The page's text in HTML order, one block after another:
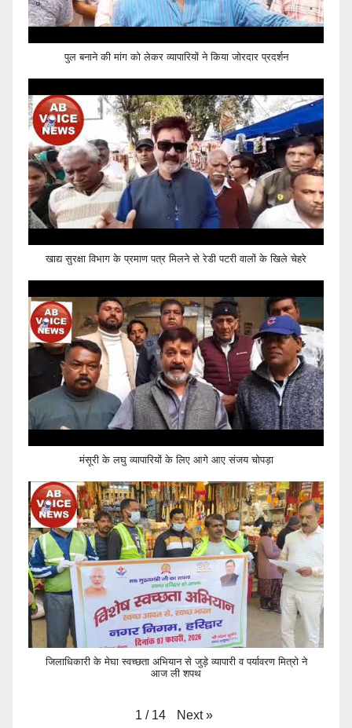
पुल बनाने की मांग को लेकर व्यापारियों ने किया जोरदार प्रदर्शन
खाद्य सुरक्षा विभाग के प्रमाण पत्र मिलने से रेडी पटरी वालों के खिले चेहरे
मंसूरी के लघु व्यापारियों के लिए आगे आए संजय चोपड़ा
जिलाधिकारी के मेघा स्वच्छता अभियान से जुड़े व्यापारी व पर्यावरण मित्रो ने
आज ली शपथ
1 / 14 Next »